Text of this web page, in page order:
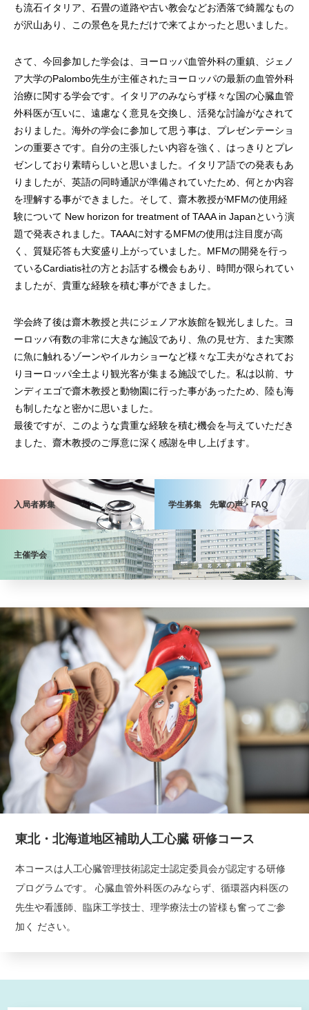
も流石イタリア、石畳の道路や古い教会などお洒落で綺麗なもの
が沢山あり、この景色を見ただけで来てよかったと思いました。
さて、今回参加した学会は、ヨーロッパ血管外科の重鎮、ジェノ
ア大学のPalombo先生が主催されたヨーロッパの最新の血管外科
治療に関する学会です。イタリアのみならず様々な国の心臓血管
外科医が互いに、遠慮なく意見を交換し、活発な討論がなされて
おりました。海外の学会に参加して思う事は、プレゼンテーショ
ンの重要さです。自分の主張したい内容を強く、はっきりとプレ
ゼンしており素晴らしいと思いました。イタリア語での発表もあ
りましたが、英語の同時通訳が準備されていたため、何とか内容
を理解する事ができました。そして、齋木教授がMFMの使用経
験について New horizon for treatment of TAAA in Japanという演
題で発表されました。TAAAに対するMFMの使用は注目度が高
く、質疑応答も大変盛り上がっていました。MFMの開発を行っ
ているCardiatis社の方とお話する機会もあり、時間が限られてい
ましたが、貴重な経験を積む事ができました。
学会終了後は齋木教授と共にジェノア水族館を観光しました。ヨ
ーロッパ有数の非常に大きな施設であり、魚の見せ方、また実際
に魚に触れるゾーンやイルカショーなど様々な工夫がなされてお
りヨーロッパ全土より観光客が集まる施設でした。私は以前、サ
ンディエゴで齋木教授と動物園に行った事があったため、陸も海
も制したなと密かに思いました。
最後ですが、このような貴重な経験を積む機会を与えていただき
ました、齋木教授のご厚意に深く感謝を申し上げます。
入局者募集 学生募集 先輩の声・FAQ
主催学会
東北・北海道地区補助人工心臓 研修コース
本コースは人工心臓管理技術認定士認定委員会が認定する研修
プログラムです。 心臓血管外科医のみならず、循環器内科医の
先生や看護師、臨床工学技士、理学療法士の皆様も奮ってご参
加く ださい。